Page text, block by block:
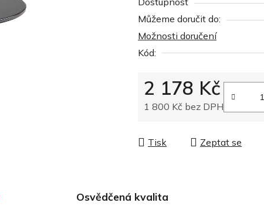
Můžeme doručit do:
Možnosti doručení
Kód:
2 178 Kč
1 800 Kč bez DPH
Tisk Zeptat se
Osvědčená kvalita